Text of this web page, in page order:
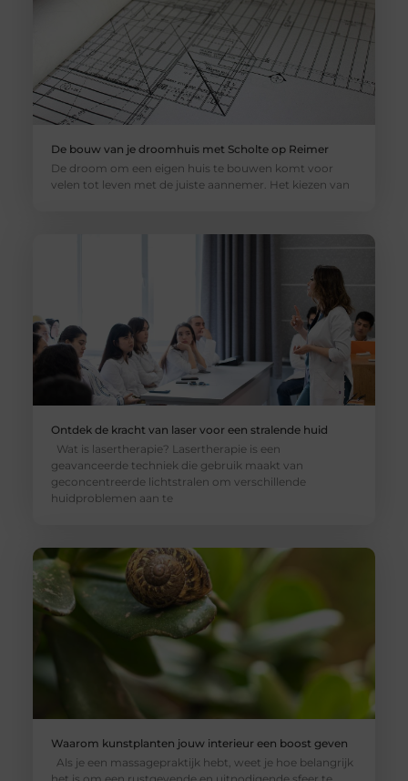
De bouw van je droomhuis met Scholte op Reimer
De droom om een eigen huis te bouwen komt voor
velen tot leven met de juiste aannemer. Het kiezen van
Ontdek de kracht van laser voor een stralende huid
Wat is lasertherapie? Lasertherapie is een
geavanceerde techniek die gebruik maakt van
geconcentreerde lichtstralen om verschillende
huidproblemen aan te
Waarom kunstplanten jouw interieur een boost geven
Als je een massagepraktijk hebt, weet je hoe belangrijk